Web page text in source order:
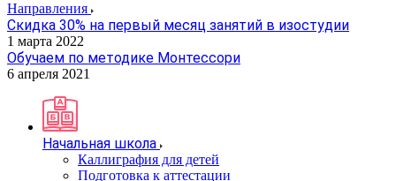
Направления
Скидка 30% на первый месяц занятий в изостудии
1 марта 2022
Обучаем по методике Монтессори
6 апреля 2021
Начальная школа
Каллиграфия для детей
Подготовка к аттестации